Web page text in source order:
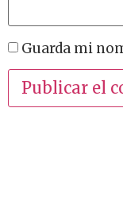
Guarda mi